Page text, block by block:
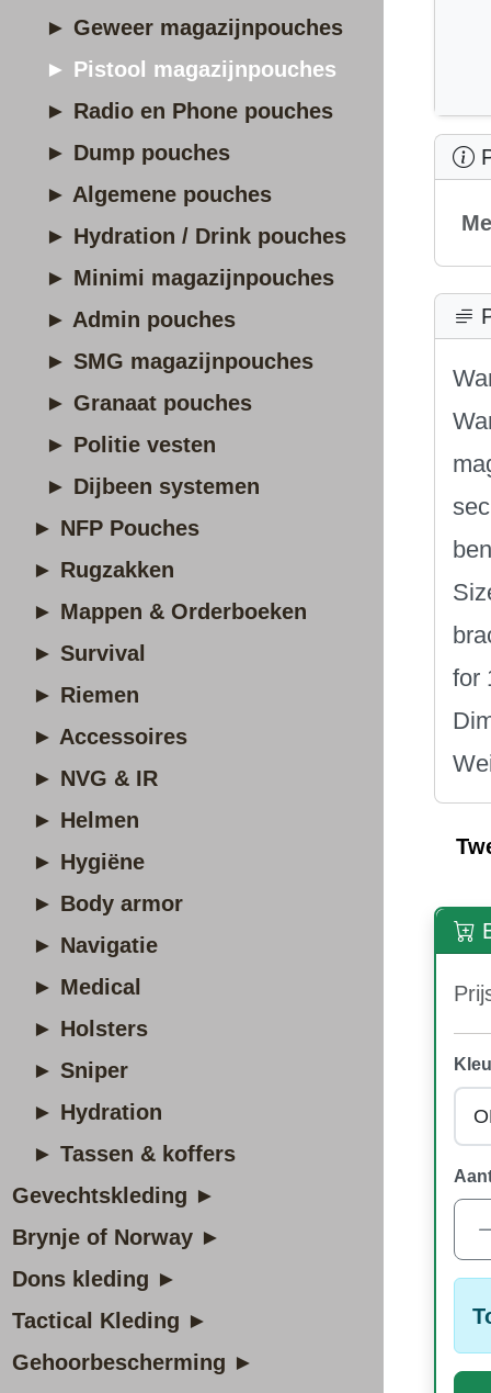
► Geweer magazijnpouches
► Pistool magazijnpouches
► Radio en Phone pouches
► Dump pouches
► Algemene pouches
► Hydration / Drink pouches
► Minimi magazijnpouches
► Admin pouches
► SMG magazijnpouches
► Granaat pouches
► Politie vesten
► Dijbeen systemen
► NFP Pouches
► Rugzakken
► Mappen & Orderboeken
► Survival
► Riemen
► Accessoires
► NVG & IR
► Helmen
► Hygiëne
► Body armor
► Navigatie
► Medical
► Holsters
► Sniper
► Hydration
► Tassen & koffers
Gevechtskleding ►
Brynje of Norway ►
Dons kleding ►
Tactical Kleding ►
Gehoorbescherming ►
for